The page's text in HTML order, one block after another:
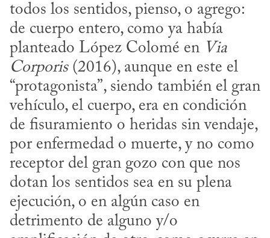
todos los sentidos, pienso, o agrego:
de cuerpo entero, como ya había
planteado López Colomé en Via
Corporis (2016), aunque en este el
“protagonista”, siendo también el gran
vehículo, el cuerpo, era en condición
de fisuramiento o heridas sin vendaje,
por enfermedad o muerte, y no como
receptor del gran gozo con que nos
dotan los sentidos sea en su plena
ejecución, o en algún caso en
detrimento de alguno y/o